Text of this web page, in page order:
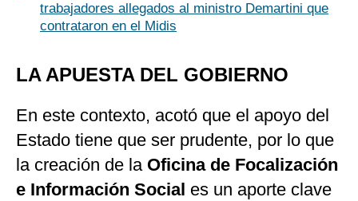
trabajadores allegados al ministro Demartini que
contrataron en el Midis
LA APUESTA DEL GOBIERNO
En este contexto, acotó que el apoyo del
Estado tiene que ser prudente, por lo que
la creación de la Oficina de Focalización
e Información Social es un aporte clave